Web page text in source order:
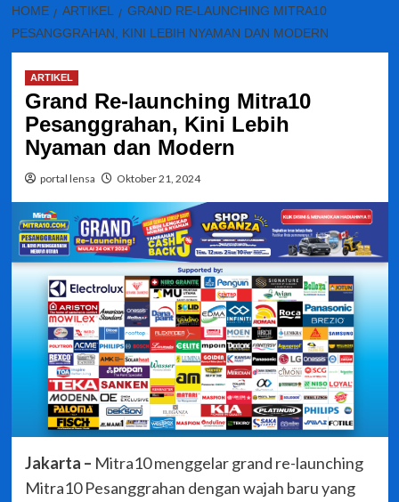
HOME ARTIKEL
GRAND RE-LAUNCHING MITRA10
PESANGGRAHAN, KINI LEBIH NYAMAN DAN MODERN
ARTIKEL
Grand Re-launching Mitra10
Pesanggrahan, Kini Lebih
Nyaman dan Modern
portal lensa Oktober 21, 2024
Jakarta – Mitra10 menggelar grand re-launching
Mitra10 Pesanggrahan dengan wajah baru yang